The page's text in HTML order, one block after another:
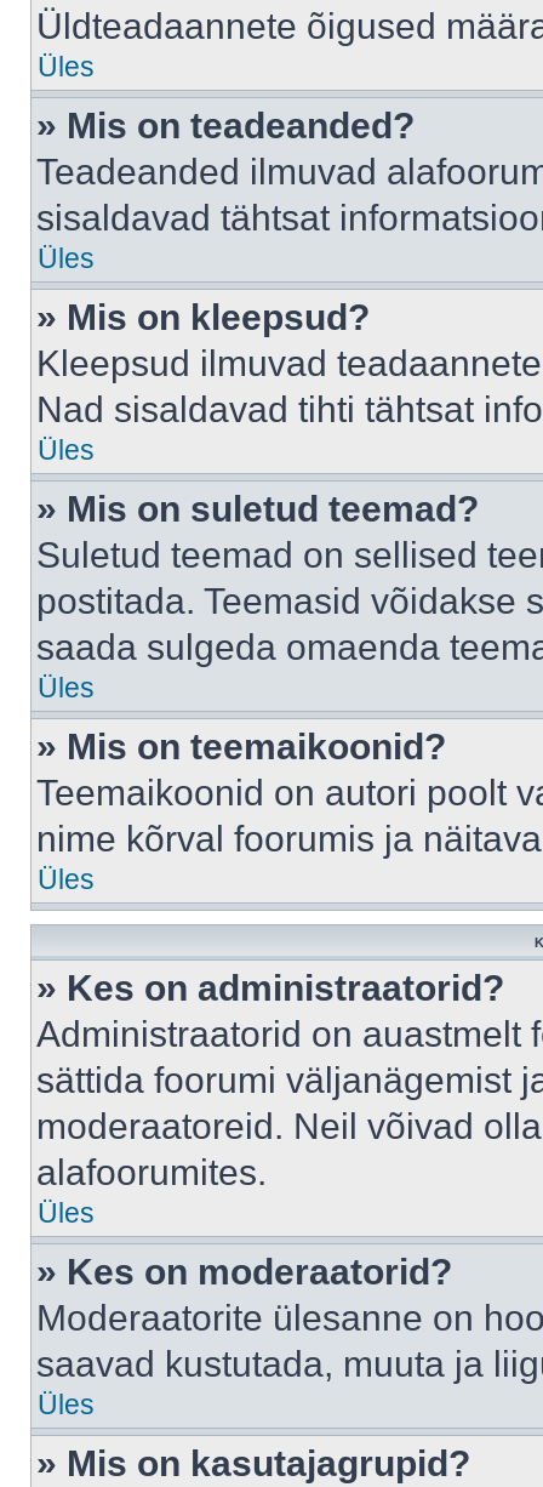
Üldteadaannete õigused
Üles
» Mis on teadeanded?
Teadeanded ilmuvad
sisaldavad tähtsat
Üles
» Mis on kleepsud?
Kleepsud ilmuvad
Nad sisaldavad tihti tähtsat
Üles
» Mis on suletud teemad?
Suletud teemad on sellised
postitada. Teemasid võidakse
saada sulgeda omaenda
Üles
» Mis on teemaikoonid?
Teemaikoonid on autori poolt
nime kõrval foorumis ja
Üles
» Kes on administraatorid?
Administraatorid on auastmelt
sättida foorumi väljanägemist
moderaatoreid. Neil võivad
alafoorumites.
Üles
» Kes on moderaatorid?
Moderaatorite ülesanne on
saavad kustutada, muuta ja
Üles
» Mis on kasutajagrupid?